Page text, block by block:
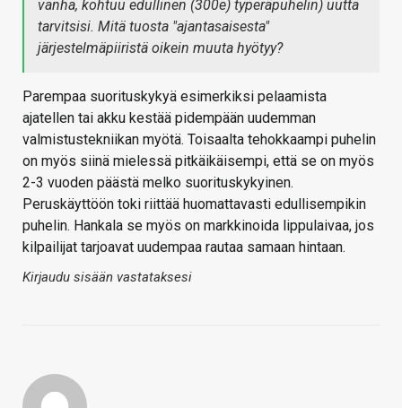
vanha, kohtuu edullinen (300e) typeräpuhelin) uutta
tarvitsisi. Mitä tuosta "ajantasaisesta"
järjestelmäpiiristä oikein muuta hyötyy?
Parempaa suorituskykyä esimerkiksi pelaamista
ajatellen tai akku kestää pidempään uudemman
valmistustekniikan myötä. Toisaalta tehokkaampi puhelin
on myös siinä mielessä pitkäikäisempi, että se on myös
2-3 vuoden päästä melko suorituskykyinen.
Peruskäyttöön toki riittää huomattavasti edullisempikin
puhelin. Hankala se myös on markkinoida lippulaivaa, jos
kilpailijat tarjoavat uudempaa rautaa samaan hintaan.
Kirjaudu sisään vastataksesi